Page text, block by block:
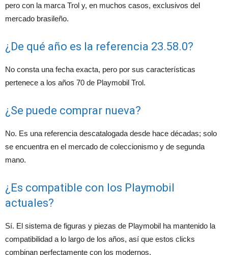
pero con la marca Trol y, en muchos casos, exclusivos del
mercado brasileño.
¿De qué año es la referencia 23.58.0?
No consta una fecha exacta, pero por sus características
pertenece a los años 70 de Playmobil Trol.
¿Se puede comprar nueva?
No. Es una referencia descatalogada desde hace décadas; solo
se encuentra en el mercado de coleccionismo y de segunda
mano.
¿Es compatible con los Playmobil
actuales?
Sí. El sistema de figuras y piezas de Playmobil ha mantenido la
compatibilidad a lo largo de los años, así que estos clicks
combinan perfectamente con los modernos.